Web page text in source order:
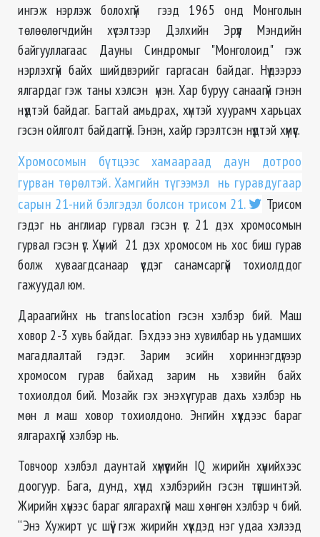
ингэж нэрлэж болохгүй гээд 1965 онд Монголын
төлөөлөгчдийн хүсэлтээр Дэлхийн Эрүүл Мэндийн
байгууллагаас Дауны Синдромыг "Монголоид" гэж
нэрлэхгүй байх шийдвэрийг гаргасан байдаг. Нүдээрээ
ялгардаг гэж таны хэлсэн үнэн. Хар буруу санаагүй гэнэн
нүдтэй байдаг. Багтай амьдрах, хүнтэй хуурамч харьцах
гэсэн ойлголт байдаггүй. Гэнэн, хайр гэрэлтсэн нүдтэй хүмүүс.
Хромосомын бүтцээс хамаараад даун дотроо
гурван төрөлтэй. Хамгийн түгээмэл нь гуравдугаар
сарын 21-ний бэлгэдэл болсон трисом 21.
Трисом
гэдэг нь англиар гурвал гэсэн үг. 21 дэх хромосомын
гурвал гэсэн үг. Хүний 21 дэх хромосом нь хос биш гурав
болж хуваагдсанаар үүсдэг санамсаргүй тохиолддог
гажуудал юм.
Дараагийнх нь translocation гэсэн хэлбэр бий. Маш
ховор 2-3 хувь байдаг. Гэхдээ энэ хувилбар нь удамших
магадлалтай гэдэг. Зарим эсийн хориннэгдүгээр
хромосом гурав байхад зарим нь хэвийн байх
тохиолдол бий. Мозайк гэх энэхүү гурав дахь хэлбэр нь
мөн л маш ховор тохиолдоно. Энгийн хүүхдээс бараг
ялгарахгүй хэлбэр нь.
Товчоор хэлбэл даунтай хүмүүсийн IQ жирийн хүнийхээс
доогуур. Бага, дунд, хүнд хэлбэрийн гэсэн түвшинтэй.
Жирийн хүнээс бараг ялгарахгүй маш хөнгөн хэлбэр ч бий.
“Энэ Хужирт ус шүү” гэж жирийн хүүхдэд нэг удаа хэлээд